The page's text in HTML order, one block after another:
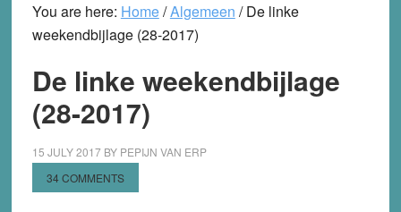
You are here: Home/Algemeen /De linke
weekendbijlage (28-2017)
De linke weekendbijlage
(28-2017)
15 JULY 2017BY PEPIJN VAN ERP
34 COMMENTS